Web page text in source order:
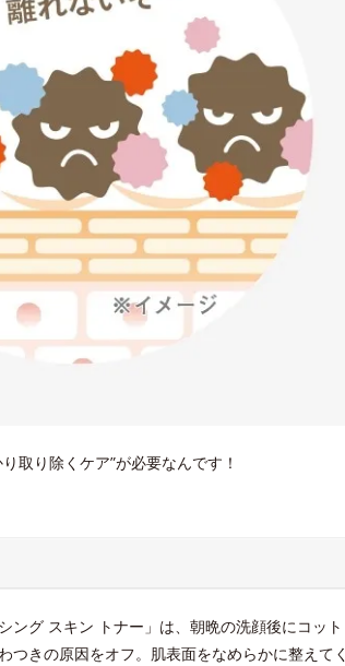
取り除くケア”が必要なんです！
ング スキン トナー」は、朝晩の洗顔後にコット
きの原因をオフ。肌表面をなめらかに整えてく